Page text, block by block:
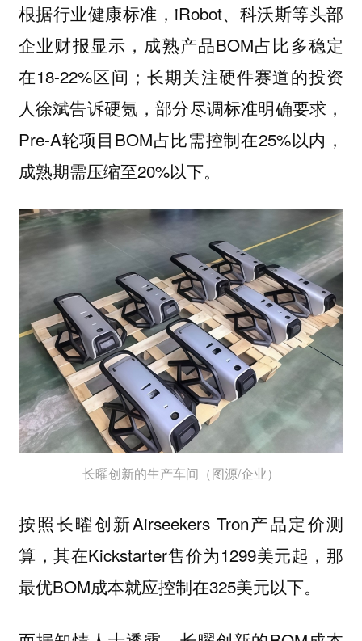
根据行业健康标准，iRobot、科沃斯等头部
企业财报显示，成熟产品BOM占比多稳定
在18-22%区间；长期关注硬件赛道的投资
人徐斌告诉硬氪，部分尽调标准明确要求，
Pre-A轮项目BOM占比需控制在25%以内，
成熟期需压缩至20%以下。
长曜创新的生产车间（图源/企业）
按照长曜创新Airseekers Tron产品定价测
算，其在Kickstarter售价为1299美元起，那
最优BOM成本就应控制在325美元以下。